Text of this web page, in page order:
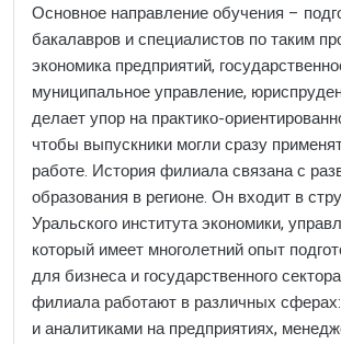
Основное направление обучения –
бакалавров и специалистов по таким
экономика предприятий,
муниципальное управление,
делает упор на практико-
чтобы выпускники могли сразу
работе. История филиала связана с
образования в регионе. Он входит в
Уральского института экономики,
который имеет многолетний опыт
для бизнеса и государственного
филиала работают в различных
и аналитиками на предприятиях,